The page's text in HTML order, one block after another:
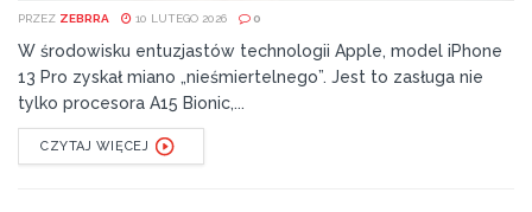
PRZEZ ZEBRRA 10 LUTEGO 2026 0
W środowisku entuzjastów technologii Apple, model iPhone
13 Pro zyskał miano „nieśmiertelnego”. Jest to zasługa nie
tylko procesora A15 Bionic,...
CZYTAJ WIĘCEJ